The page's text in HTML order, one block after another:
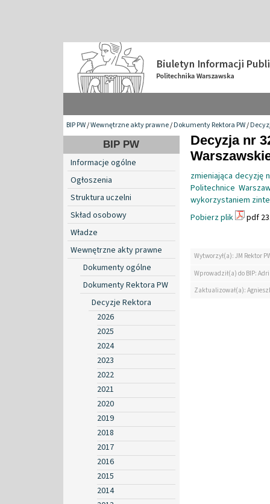
BIP PW/Wewnętrzne akty prawne/Dokumenty Rektora PW/
BIP PW
Informacje ogólne
Ogłoszenia
Struktura uczelni
Skład osobowy
Władze
Wewnętrzne akty prawne
Dokumenty ogólne
Dokumenty Rektora PW
Decyzje Rektora
2026
2025
2024
2023
2022
2021
2020
2019
2018
2017
2016
2015
2014
Decyzja nr
zmieniająca decyzję
Politechnice
wykorzystaniem
Pobierz plik
pdf
Wytworzył(a): JM Rektor
Wprowadził(a) do BIP:
Zaktualizował(a):